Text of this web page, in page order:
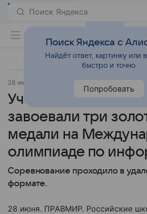
Поиск Яндекса
28 июня 2021
Ученики из России
завоевали три
медали на
олимпиаде по
Соревнование проходило в
формате.
28 июня. ПРАВМИР. Российские
Поиск Яндекса с
Найдёт ответ, картинку или
быстро и точно
Попробовать